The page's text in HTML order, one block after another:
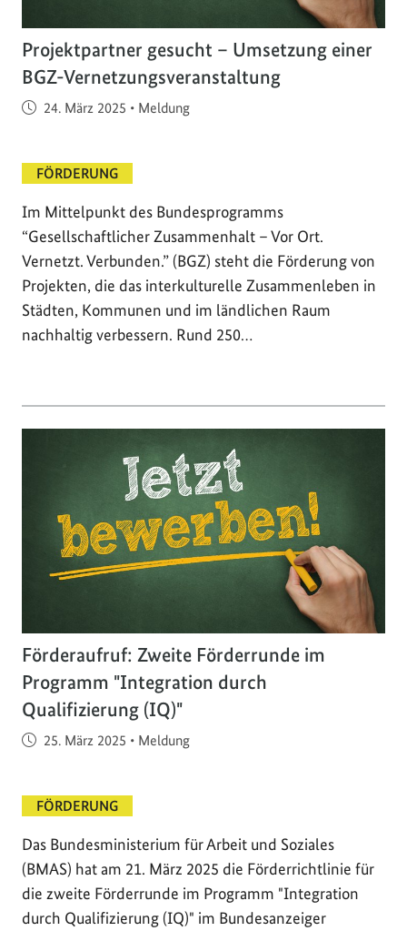
Projektpartner gesucht – Umsetzung einer
BGZ-Vernetzungsveranstaltung
Veröffentlicht am
24. März 2025 • Meldung
FÖRDERUNG
Im Mittelpunkt des Bundesprogramms
“Gesellschaftlicher Zusammenhalt – Vor Ort.
Vernetzt. Verbunden.” (BGZ) steht die Förderung von
Projekten, die das interkulturelle Zusammenleben in
Städten, Kommunen und im ländlichen Raum
nachhaltig verbessern. Rund 250…
Förderaufruf: Zweite Förderrunde im
Programm "Integration durch
Qualifizierung (IQ)"
Veröffentlicht am
25. März 2025 • Meldung
FÖRDERUNG
Das Bundesministerium für Arbeit und Soziales
(BMAS) hat am 21. März 2025 die Förderrichtlinie für
die zweite Förderrunde im Programm "Integration
durch Qualifizierung (IQ)" im Bundesanzeiger